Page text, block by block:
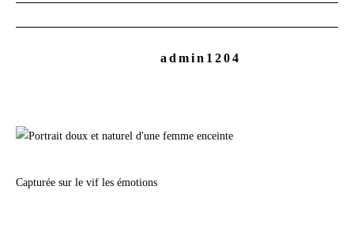
admin1204
Capturée sur le vif les émotions